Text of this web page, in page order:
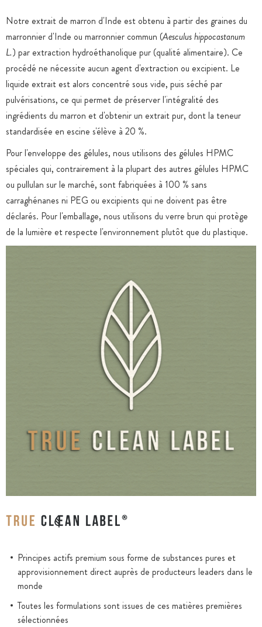
Notre extrait de marron d'Inde est obtenu à partir des graines du
marronnier d'Inde ou marronnier commun (Aesculus hippocastanum
L.) par extraction hydroéthanolique pur (qualité alimentaire). Ce
procédé ne nécessite aucun agent d'extraction ou excipient. Le
liquide extrait est alors concentré sous vide, puis séché par
pulvérisations, ce qui permet de préserver l'intégralité des
ingrédients du marron et d'obtenir un extrait pur, dont la teneur
standardisée en escine s'élève à 20 %.
Pour l'enveloppe des gélules, nous utilisons des gélules HPMC
spéciales qui, contrairement à la plupart des autres gélules HPMC
ou pullulan sur le marché, sont fabriquées à 100 % sans
carraghénanes ni PEG ou excipients qui ne doivent pas être
déclarés. Pour l'emballage, nous utilisons du verre brun qui protège
de la lumière et respecte l'environnement plutôt que du plastique.
Principes actifs premium sous forme de substances pures et
approvisionnement direct auprès de producteurs leaders dans le
monde
Toutes les formulations sont issues de ces matières premières
sélectionnées